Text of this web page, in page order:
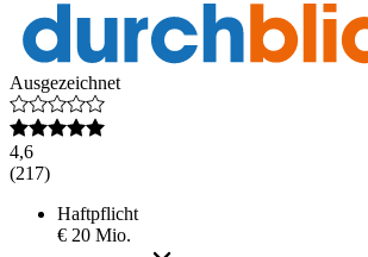
Ausgezeichnet
4,6
(217)
Haftpflicht
€ 20 Mio.